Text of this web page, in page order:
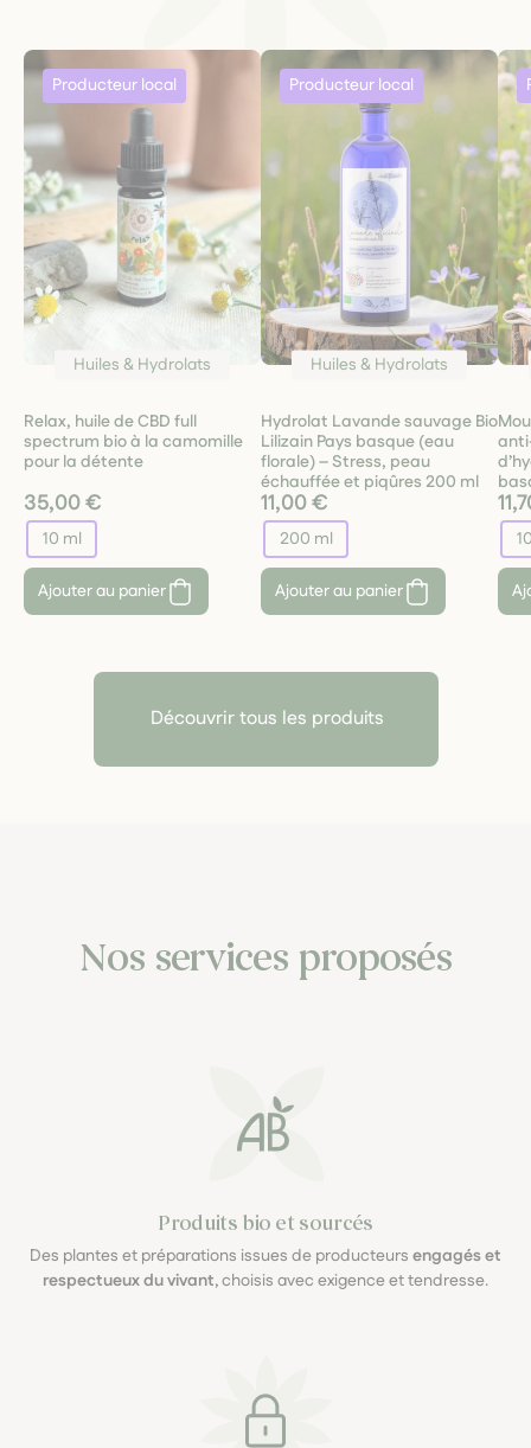
Huiles & Hydrolats
Relax, huile de CBD full
spectrum bio à la camomille
pour la détente
35,00 €
10 ml
Ajouter au panier
Huiles & Hydrolats
Hydrolat Lavande sauvage Bio
Lilizain Pays basque (eau
florale) – Stress, peau
échauffée et piqûres 200 ml
11,00 €
200 ml
Ajouter au panier
Découvrir tous les produits
Nos services proposés
Produits bio et sourcés
Des plantes et préparations issues de producteurs engagés et
respectueux du vivant, choisis avec exigence et tendresse.